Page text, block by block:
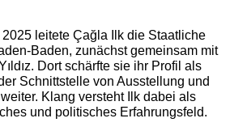
leitete Çağla Ilk die Staatliche
Baden, zunächst gemeinsam mit
Dort schärfte sie ihr Profil als
Schnittstelle von Ausstellung und
Klang versteht Ilk dabei als
und politisches Erfahrungsfeld.